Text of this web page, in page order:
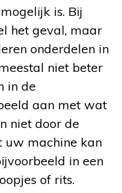
is. Bij
het geval, maar
onderdelen in
niet beter
in de
aan met wat
niet door de
uw machine kan
in een
of rits.